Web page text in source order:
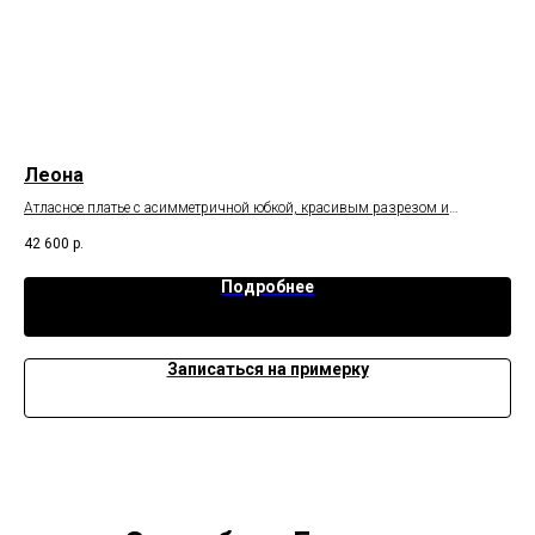
Леона
Атласное платье с асимметричной юбкой, красивым разрезом и
42 600 р.
Подробнее
Записаться на примерку